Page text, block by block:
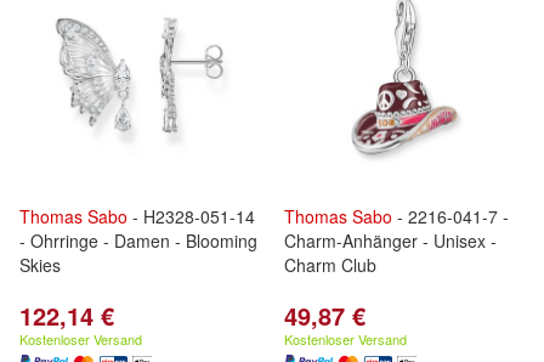
Thomas Sabo - H2328-051-14
- Ohrringe - Damen - Blooming
Skies
122,14 €
Kostenloser Versand
Thomas Sabo - 2216-041-7 -
Charm-Anhänger - Unisex -
Charm Club
49,87 €
Kostenloser Versand